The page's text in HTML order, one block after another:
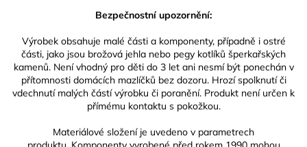
Bezpečnostní upozornění:
Výrobek obsahuje malé části a komponenty, případně i ostré
části, jako jsou brožová jehla nebo pegy kotlíků šperkařských
kamenů. Není vhodný pro děti do 3 let ani nesmí být ponechán v
přítomnosti domácích mazlíčků bez dozoru. Hrozí spolknutí či
vdechnutí malých částí výrobku či poranění. Produkt není určen k
přímému kontaktu s pokožkou.
Materiálové složení je uvedeno v parametrech